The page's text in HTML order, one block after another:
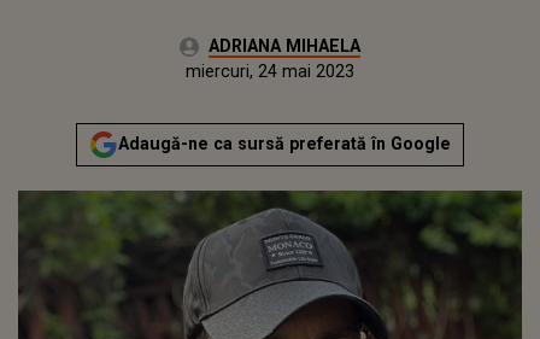
Autor:ADRIANA MIHAELA
Actualizat:
miercuri, 24 mai 2023
Adaugă-ne ca sursă preferată în Google